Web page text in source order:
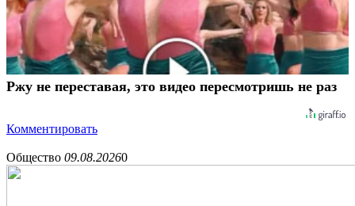
Ржу не переставая, это видео пересмотришь не раз
Комментировать
Общество 09.08.20260